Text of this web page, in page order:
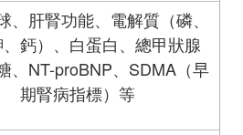
、肝腎功能、電解質（磷、
鈣）、白蛋白、總甲狀腺
、NT-proBNP、SDMA（早
期腎病指標）等